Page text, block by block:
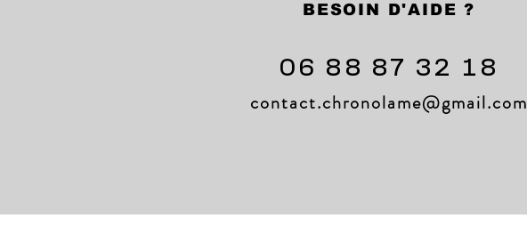
BESOIN D'AIDE ?
06 88 87 32 18
contact.chronolame@gmail.com